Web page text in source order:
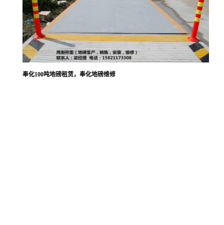
奉化100吨地磅租赁，奉化地磅维修